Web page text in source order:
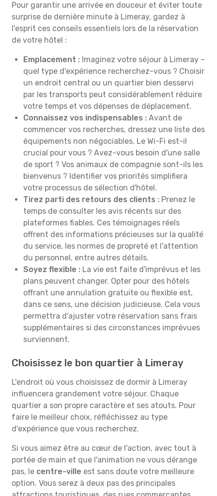
Pour garantir une arrivée en douceur et éviter toute
surprise de dernière minute à Limeray, gardez à
l'esprit ces conseils essentiels lors de la réservation
de votre hôtel :
Emplacement : Imaginez votre séjour à Limeray –
quel type d'expérience recherchez-vous ? Choisir
un endroit central ou un quartier bien desservi
par les transports peut considérablement réduire
votre temps et vos dépenses de déplacement.
Connaissez vos indispensables : Avant de
commencer vos recherches, dressez une liste des
équipements non négociables. Le Wi-Fi est-il
crucial pour vous ? Avez-vous besoin d'une salle
de sport ? Vos animaux de compagnie sont-ils les
bienvenus ? Identifier vos priorités simplifiera
votre processus de sélection d'hôtel.
Tirez parti des retours des clients : Prenez le
temps de consulter les avis récents sur des
plateformes fiables. Ces témoignages réels
offrent des informations précieuses sur la qualité
du service, les normes de propreté et l'attention
du personnel, entre autres détails.
Soyez flexible : La vie est faite d'imprévus et les
plans peuvent changer. Opter pour des hôtels
offrant une annulation gratuite ou flexible est,
dans ce sens, une décision judicieuse. Cela vous
permettra d'ajuster votre réservation sans frais
supplémentaires si des circonstances imprévues
surviennent.
Choisissez le bon quartier à Limeray
L'endroit où vous choisissez de dormir à Limeray
influencera grandement votre séjour. Chaque
quartier a son propre caractère et ses atouts. Pour
faire le meilleur choix, réfléchissez au type
d'expérience que vous recherchez.
Si vous aimez être au cœur de l'action, avec tout à
portée de main et que l'animation ne vous dérange
pas, le centre-ville est sans doute votre meilleure
option. Vous serez à deux pas des principales